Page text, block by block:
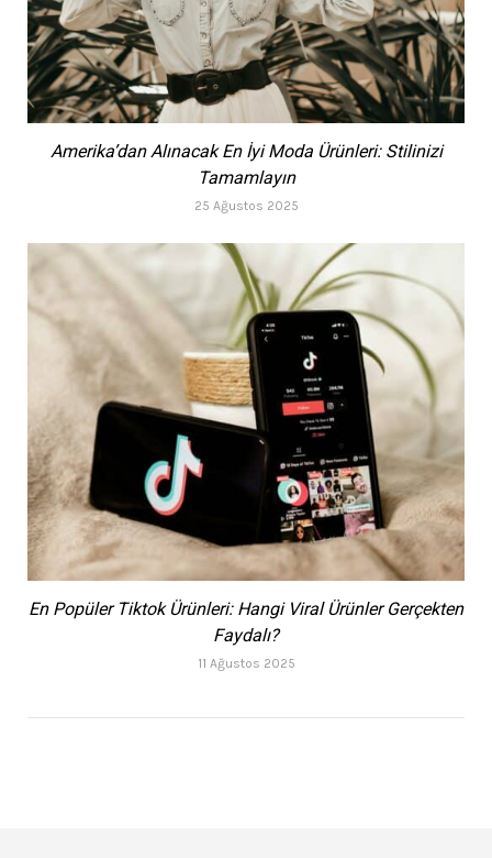
Amerika’dan Alınacak En İyi Moda Ürünleri: Stilinizi
Tamamlayın
25 Ağustos 2025
En Popüler Tiktok Ürünleri: Hangi Viral Ürünler Gerçekten
Faydalı?
11 Ağustos 2025